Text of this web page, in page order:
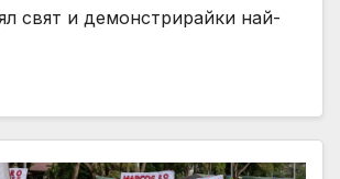
​​свят и демонстрирайки най-